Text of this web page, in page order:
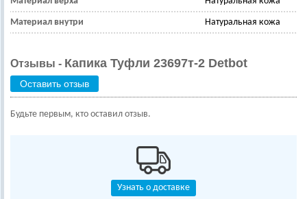
Материал внутри Натуральная кожа
Отзывы - Капика Туфли 23697т-2 Detbot
Оставить отзыв
Будьте первым, кто оставил отзыв.
Узнать о доставке